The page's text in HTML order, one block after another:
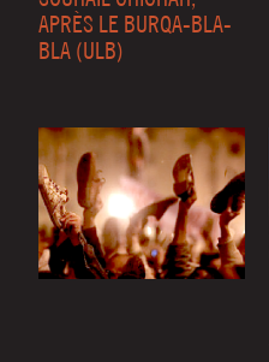
APRÈS LE BURQA-BLA-
BLA (ULB)